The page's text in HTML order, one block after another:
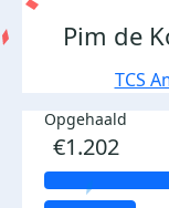
Pim de
TCS
Opgehaald
€1.202